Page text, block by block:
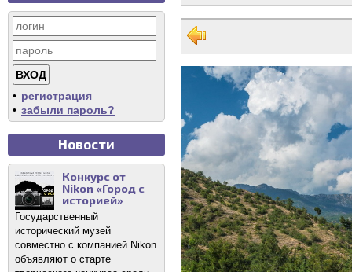
• регистрация
• забыли пароль?
Новости
Конкурс от
Nikon «Город с
историей»
Государственный
исторический музей
совместно с компанией Nikon
объявляют о старте